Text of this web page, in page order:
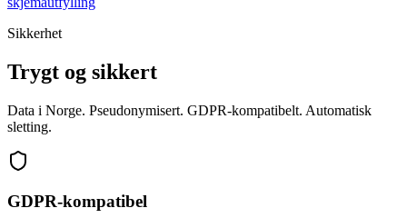
Sikkerhet
Trygt og sikkert
Data i Norge. Pseudonymisert. GDPR-kompatibelt. Automatisk
sletting.
GDPR-kompatibel